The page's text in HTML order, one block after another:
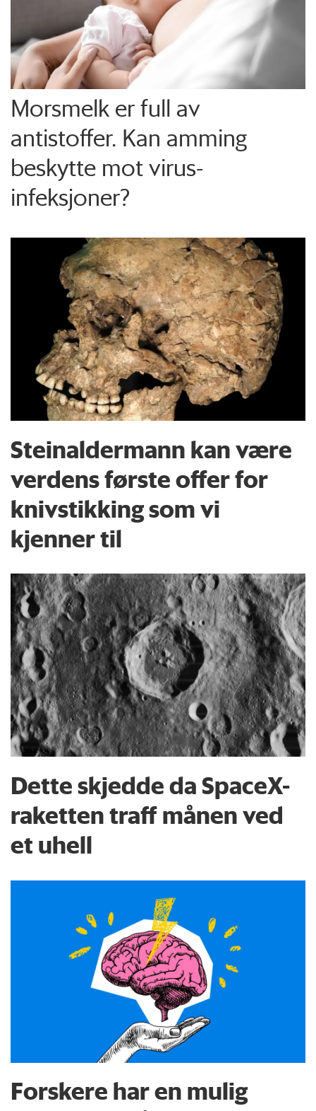
Morsmelk er full av
antistoffer. Kan amming
beskytte mot virus-
infeksjoner?
Steinaldermann kan være
verdens første offer for
knivstikking som vi
kjenner til
Dette skjedde da SpaceX-
raketten traff månen ved
et uhell
Forskere har en mulig